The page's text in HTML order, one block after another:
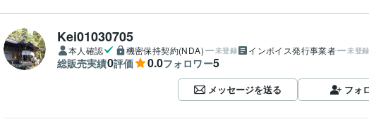
Kei01030705
本人確認 機密保持契約(NDA) 未登録 インボイス発行事業者 未登録
総販売実績0評価 0.0フォロワー5
メッセージを送る フォ